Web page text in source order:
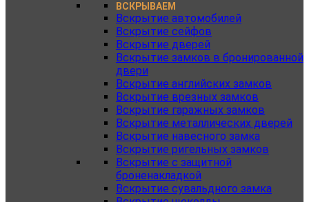
ВСКРЫВАЕМ
Вскрытие автомобилей
Вскрытие сейфов
Вскрытие дверей
Вскрытие замков в бронированной
двери
Вскрытие английских замков
Вскрытие врезных замков
Вскрытие гаражных замков
Вскрытие металлических дверей
Вскрытие навесного замка
Вскрытие ригельных замков
Вскрытие с защитной
броненакладкой
Вскрытие сувальдного замка